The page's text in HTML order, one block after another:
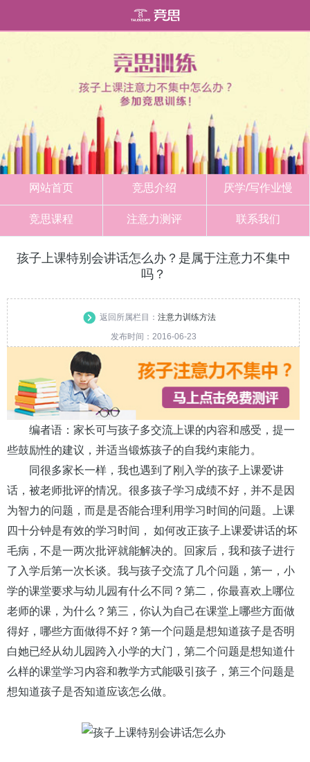
网站首页 竞思介绍 厌学/写作业慢
竞思课程 注意力测评 联系我们
孩子上课特别会讲话怎么办？是属于注意力不集中
吗？
返回所属栏目： 注意力训练方法
发布时间：2016-06-23
编者语： 家长可与孩子多交流上课的内容和感受，提一
些鼓励性的建议，并适当锻炼孩子的自我约束能力。
同很多家长一样，我也遇到了刚入学的孩子上课爱讲
话，被老师批评的情况。很多孩子学习成绩不好，并不是因
为智力的问题，而是是否能合理利用学习时间的问题。上课
四十分钟是有效的学习时间， 如何改正孩子上课爱讲话的坏
毛病，不是一两次批评就能解决的。回家后，我和孩子进行
了入学后第一次长谈。我与孩子交流了几个问题，第一，小
学的课堂要求与幼儿园有什么不同？第二，你最喜欢上哪位
老师的课，为什么？第三，你认为自己在课堂上哪些方面做
得好，哪些方面做得不好？第一个问题是想知道孩子是否明
白她已经从幼儿园跨入小学的大门，第二个问题是想知道什
么样的课堂学习内容和教学方式能吸引孩子，第三个问题是
想知道孩子是否知道应该怎么做。